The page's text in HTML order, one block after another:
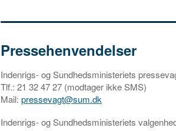
Pressehenvendelser
Indenrigs- og Sundhedsministeriets
Tlf.: 21 32 47 27 (modtager ikke SMS)
Mail: pressevagt@sum.dk
Indenrigs- og Sundhedsministeriets